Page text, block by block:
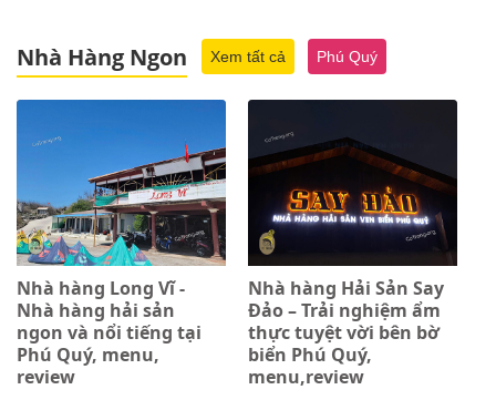
Nhà Hàng Ngon Xem tất cả Phú Quý
Nhà hàng Long Vĩ -
Nhà hàng hải sản
ngon và nổi tiếng tại
Phú Quý, menu,
review
Nhà hàng Hải Sản Say
Đảo – Trải nghiệm ẩm
thực tuyệt vời bên bờ
biển Phú Quý,
menu,review